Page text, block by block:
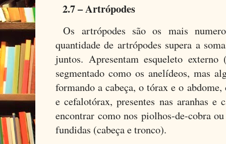
2.7 – Artrópodes
Os artrópodes são os mais
quantidade de artrópodes supera a
juntos. Apresentam esqueleto
segmentado como os anelídeos, mas
formando a cabeça, o tórax e o
e cefalotórax, presentes nas aranhas e
encontrar como nos piolhos-de-cobra
fundidas (cabeça e tronco).